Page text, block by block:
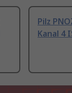
Pilz
Kanal 4